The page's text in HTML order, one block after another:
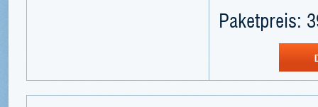
Paketpreis: